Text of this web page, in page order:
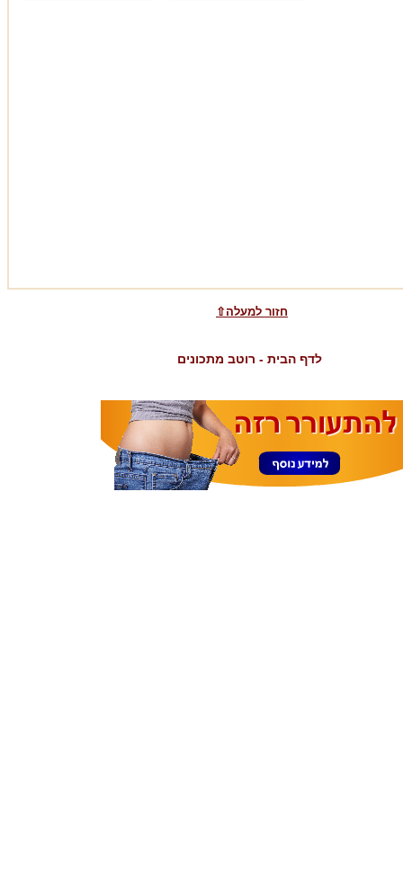
⇧חזור למעלה
לדף הבית - רוטב מתכונים